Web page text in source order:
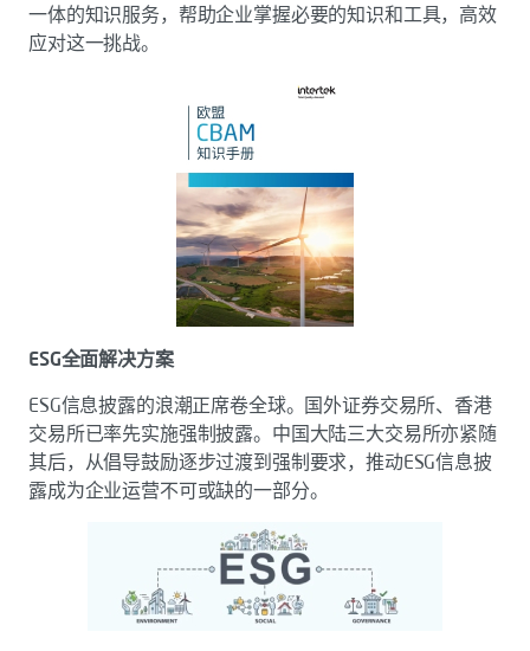
一体的知识服务，帮助企业掌握必要的知识和工具，高效
应对这一挑战。
ESG全面解决方案
ESG信息披露的浪潮正席卷全球。国外证券交易所、香港
交易所已率先实施强制披露。中国大陆三大交易所亦紧随
其后，从倡导鼓励逐步过渡到强制要求，推动ESG信息披
露成为企业运营不可或缺的一部分。